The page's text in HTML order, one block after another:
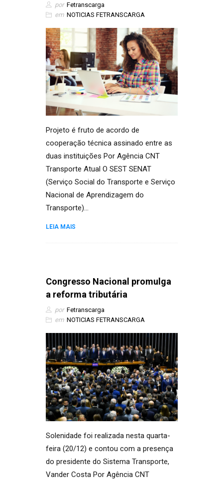
por Fetranscarga
em NOTICIAS FETRANSCARGA
Projeto é fruto de acordo de
cooperação técnica assinado entre as
duas instituições Por Agência CNT
Transporte Atual O SEST SENAT
(Serviço Social do Transporte e Serviço
Nacional de Aprendizagem do
Transporte)…
LEIA MAIS
Congresso Nacional promulga
a reforma tributária
por Fetranscarga
em NOTICIAS FETRANSCARGA
Solenidade foi realizada nesta quarta-
feira (20/12) e contou com a presença
do presidente do Sistema Transporte,
Vander Costa Por Agência CNT